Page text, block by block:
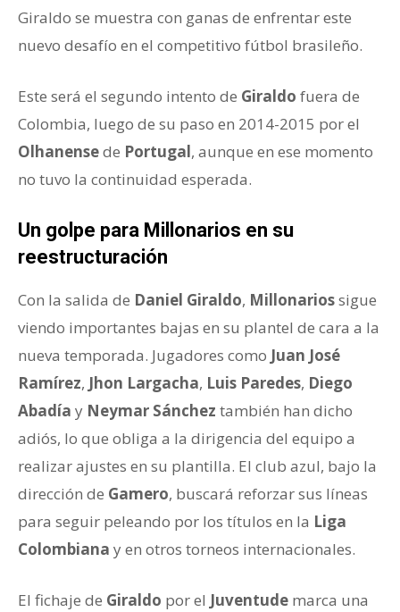
Giraldo se muestra con ganas de enfrentar este
nuevo desafío en el competitivo fútbol brasileño.
Este será el segundo intento de Giraldo fuera de
Colombia, luego de su paso en 2014-2015 por el
Olhanensede Portugal, aunque en ese momento
no tuvo la continuidad esperada.
Un golpe para Millonarios en su
reestructuración
Con la salida de Daniel Giraldo, Millonariossigue
viendo importantes bajas en su plantel de cara a la
nueva temporada. Jugadores como Juan José
Ramírez, Jhon Largacha, Luis Paredes, Diego
Abadía y Neymar Sánchez también han dicho
adiós, lo que obliga a la dirigencia del equipo a
realizar ajustes en su plantilla. El club azul, bajo la
dirección de Gamero, buscará reforzar sus líneas
para seguir peleando por los títulos en la Liga
Colombiana y en otros torneos internacionales.
El fichaje de Giraldo por el Juventude marca una